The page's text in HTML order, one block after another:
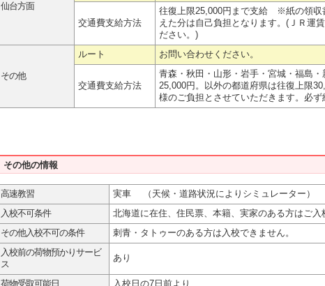
仙台方面
交通費支給方法
往復上限25,000円まで支給 ※紙の領収
えた分は自己負担となります。(ＪＲ運
ださい。)
その他
ルート お問い合わせください。
交通費支給方法
青森・秋田・山形・岩手・宮城・福島
25,000円。以外の都道府県は往復上限
様のご負担とさせていただきます。必ず
その他の情報
高速教習
実車 （天候・道路状況によりシミュレーター）
入校不可条件
北海道に在住、住民票、本籍、実家のある方はご入
その他入校不可の条件
刺青・タトゥーのある方は入校できません。
入校前の荷物預かりサービ
ス
あり
荷物受取可能日 入校日の7日前より